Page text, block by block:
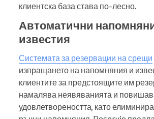
клиентска база става по-лесно.
Автоматични
известия
Системата за резервации на срещи
изпращането на напомняния и
клиентите за предстоящите им
намалява неявяванията и
удовлетвореността, като